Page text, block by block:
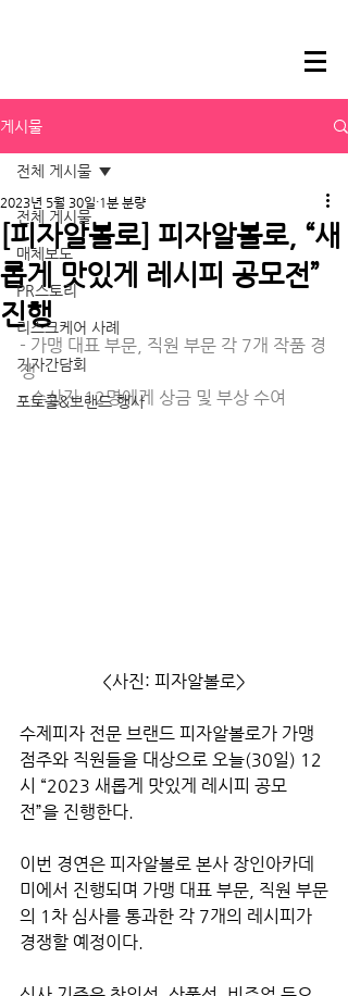
게시물
전체 게시물
매체보도
PR스토리
리스크케어 사례
기자간담회
포토콜&브랜드 행사
전체 게시물
[피자알볼로] 피자알볼로, “새
롭게 맛있게 레시피 공모전”
진행
2023년 5월 30일 1분 분량
- 가맹 대표 부문, 직원 부문 각 7개 작품 경
쟁
- 수상자 12명에게 상금 및 부상 수여
<사진: 피자알볼로>
수제피자 전문 브랜드 피자알볼로가 가맹
점주와 직원들을 대상으로 오늘(30일) 12
시 “2023 새롭게 맛있게 레시피 공모
전”을 진행한다.
이번 경연은 피자알볼로 본사 장인아카데
미에서 진행되며 가맹 대표 부문, 직원 부문
의 1차 심사를 통과한 각 7개의 레시피가
경쟁할 예정이다.